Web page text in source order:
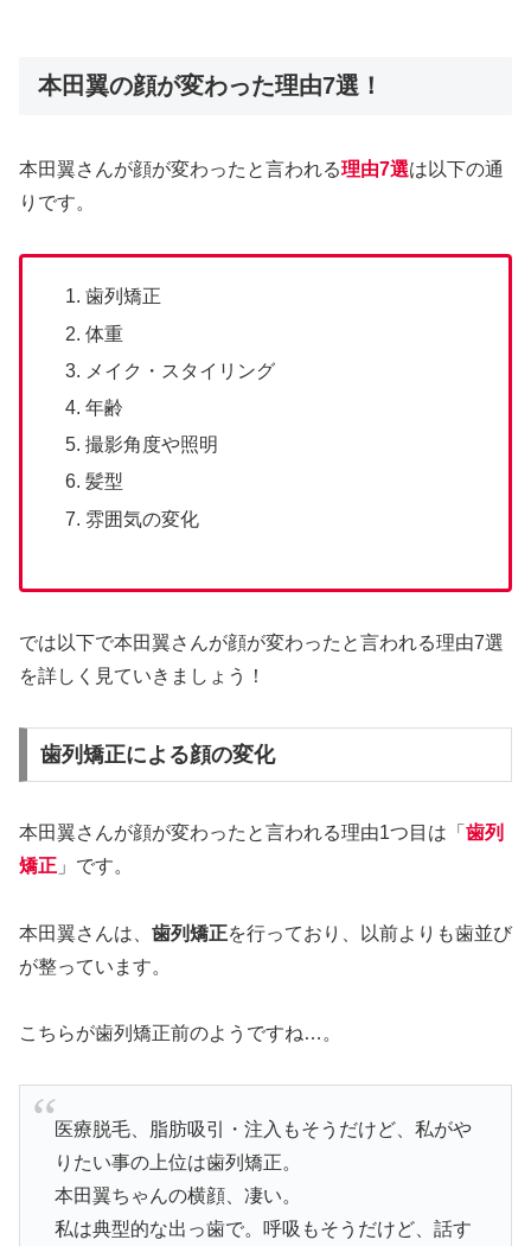
本田翼の顔が変わった理由7選！
本田翼さんが顔が変わったと言われる理由7選は以下の通
りです。
歯列矯正
体重
メイク・スタイリング
年齢
撮影角度や照明
髪型
雰囲気の変化
では以下で本田翼さんが顔が変わったと言われる理由7選
を詳しく見ていきましょう！
歯列矯正による顔の変化
本田翼さんが顔が変わったと言われる理由1つ目は「 歯列
矯正 」です。
本田翼さんは、 歯列矯正を行っており、以前よりも歯並び
が整っています。
こちらが歯列矯正前のようですね…。
医療脱毛、脂肪吸引・注入もそうだけど、私がや
りたい事の上位は歯列矯正。
本田翼ちゃんの横顔、凄い。
私は典型的な出っ歯で。呼吸もそうだけど、話す